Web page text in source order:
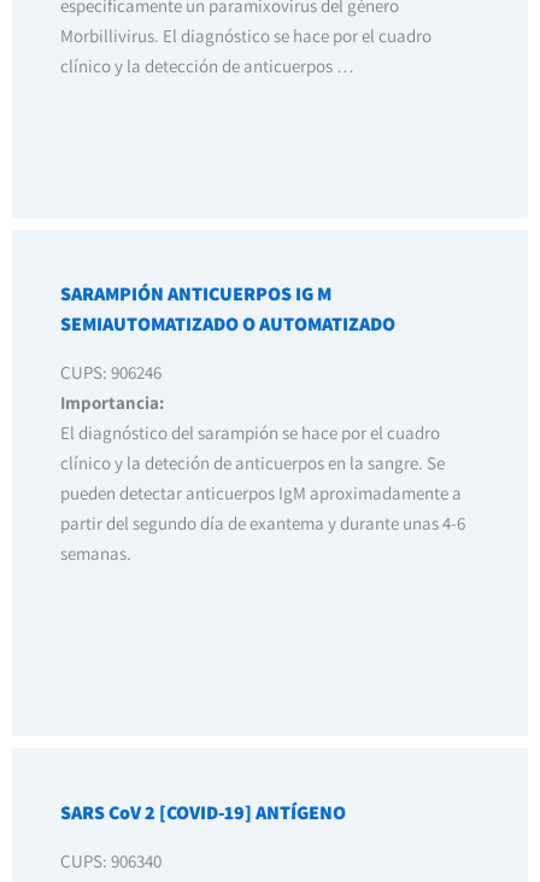
específicamente un paramixovirus del género
Morbillivirus. El diagnóstico se hace por el cuadro
clínico y la detección de anticuerpos …
SARAMPIÓN ANTICUERPOS IG M
SEMIAUTOMATIZADO O AUTOMATIZADO
CUPS: 906246
Importancia:
El diagnóstico del sarampión se hace por el cuadro
clínico y la deteción de anticuerpos en la sangre. Se
pueden detectar anticuerpos IgM aproximadamente a
partir del segundo día de exantema y durante unas 4-6
semanas.
SARS CoV 2 [COVID-19] ANTÍGENO
CUPS: 906340